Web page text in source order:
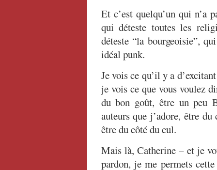
Et c’est quelqu’un qui n’a
qui déteste toutes les
déteste “la bourgeoisie”,
idéal punk.
Je vois ce qu’il y a
je vois ce que vous voulez
du bon goût, être un peu
auteurs que j’adore, être
être du côté du cul.
Mais là, Catherine – et je
pardon, je me permets